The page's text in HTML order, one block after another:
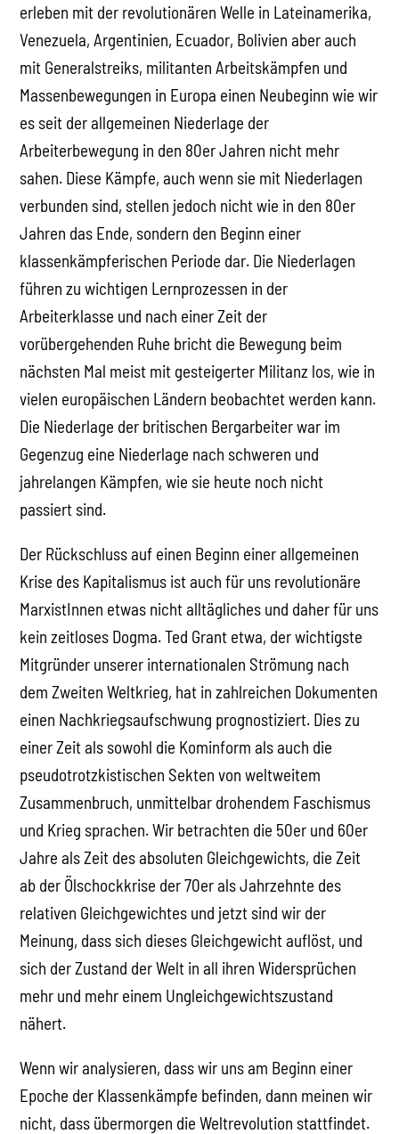
erleben mit der revolutionären Welle in Lateinamerika,
Venezuela, Argentinien, Ecuador, Bolivien aber auch
mit Generalstreiks, militanten Arbeitskämpfen und
Massenbewegungen in Europa einen Neubeginn wie wir
es seit der allgemeinen Niederlage der
Arbeiterbewegung in den 80er Jahren nicht mehr
sahen. Diese Kämpfe, auch wenn sie mit Niederlagen
verbunden sind, stellen jedoch nicht wie in den 80er
Jahren das Ende, sondern den Beginn einer
klassenkämpferischen Periode dar. Die Niederlagen
führen zu wichtigen Lernprozessen in der
Arbeiterklasse und nach einer Zeit der
vorübergehenden Ruhe bricht die Bewegung beim
nächsten Mal meist mit gesteigerter Militanz los, wie in
vielen europäischen Ländern beobachtet werden kann.
Die Niederlage der britischen Bergarbeiter war im
Gegenzug eine Niederlage nach schweren und
jahrelangen Kämpfen, wie sie heute noch nicht
passiert sind.
Der Rückschluss auf einen Beginn einer allgemeinen
Krise des Kapitalismus ist auch für uns revolutionäre
MarxistInnen etwas nicht alltägliches und daher für uns
kein zeitloses Dogma. Ted Grant etwa, der wichtigste
Mitgründer unserer internationalen Strömung nach
dem Zweiten Weltkrieg, hat in zahlreichen Dokumenten
einen Nachkriegsaufschwung prognostiziert. Dies zu
einer Zeit als sowohl die Kominform als auch die
pseudotrotzkistischen Sekten von weltweitem
Zusammenbruch, unmittelbar drohendem Faschismus
und Krieg sprachen. Wir betrachten die 50er und 60er
Jahre als Zeit des absoluten Gleichgewichts, die Zeit
ab der Ölschockkrise der 70er als Jahrzehnte des
relativen Gleichgewichtes und jetzt sind wir der
Meinung, dass sich dieses Gleichgewicht auflöst, und
sich der Zustand der Welt in all ihren Widersprüchen
mehr und mehr einem Ungleichgewichtszustand
nähert.
Wenn wir analysieren, dass wir uns am Beginn einer
Epoche der Klassenkämpfe befinden, dann meinen wir
nicht, dass übermorgen die Weltrevolution stattfindet.